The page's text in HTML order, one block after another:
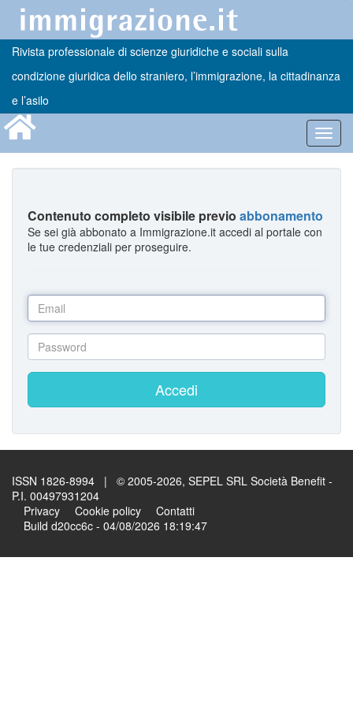
Rivista professionale di scienze giuridiche e sociali sulla
condizione giuridica dello straniero, l’immigrazione, la cittadinanza
e l’asilo
Contenuto completo visibile previo abbonamento
Se sei già abbonato a Immigrazione.it accedi al portale con
le tue credenziali per proseguire.
Accedi
ISSN 1826-8994 | © 2005-2026, SEPEL SRL Società Benefit -
P.I. 00497931204
Privacy
Cookie policy
Contatti
Build d20cc6c - 04/08/2026 18:19:47